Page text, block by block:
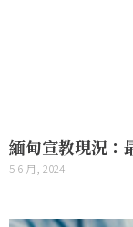
緬甸宣教現況：
5 6 月, 2024